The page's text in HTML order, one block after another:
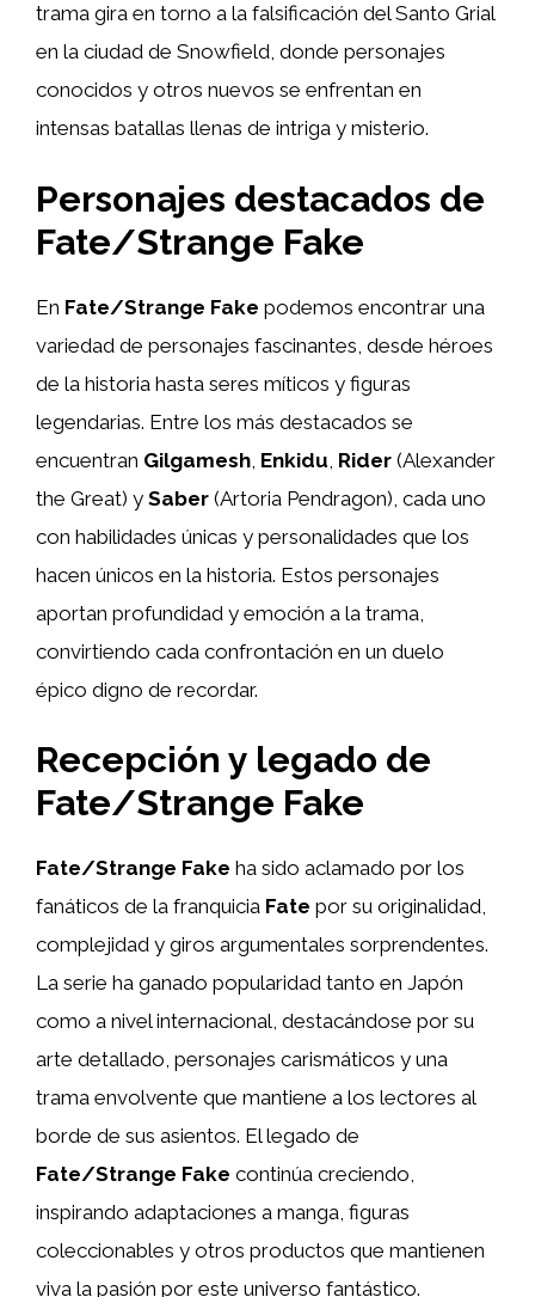
trama gira en torno a la falsificación del Santo Grial
en la ciudad de Snowfield, donde personajes
conocidos y otros nuevos se enfrentan en
intensas batallas llenas de intriga y misterio.
Personajes destacados de
Fate/Strange Fake
En Fate/Strange Fake podemos encontrar una
variedad de personajes fascinantes, desde héroes
de la historia hasta seres míticos y figuras
legendarias. Entre los más destacados se
encuentran Gilgamesh Enkidu Rider (Alexander
the Great) y Saber (Artoria Pendragon), cada uno
con habilidades únicas y personalidades que los
hacen únicos en la historia. Estos personajes
aportan profundidad y emoción a la trama,
convirtiendo cada confrontación en un duelo
épico digno de recordar.
Recepción y legado de
Fate/Strange Fake
Fate/Strange Fake ha sido aclamado por los
fanáticos de la franquicia Fate por su originalidad,
complejidad y giros argumentales sorprendentes.
La serie ha ganado popularidad tanto en Japón
como a nivel internacional, destacándose por su
arte detallado, personajes carismáticos y una
trama envolvente que mantiene a los lectores al
borde de sus asientos. El legado de
Fate/Strange Fake continúa creciendo,
inspirando adaptaciones a manga, figuras
coleccionables y otros productos que mantienen
viva la pasión por este universo fantástico.